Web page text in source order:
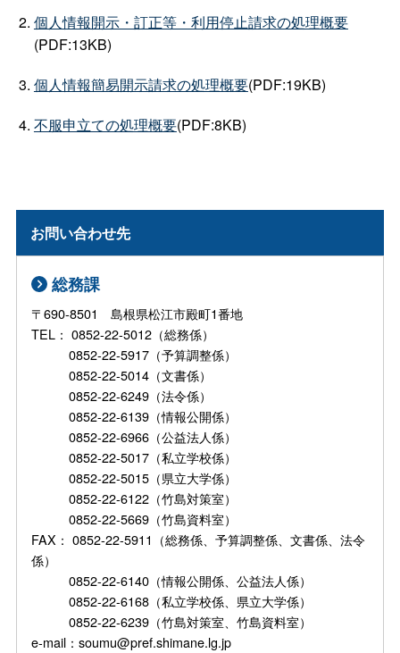
個人情報開示・訂正等・利用停止請求の処理概要
(PDF:13KB)
個人情報簡易開示請求の処理概要(PDF:19KB)
不服申立ての処理概要(PDF:8KB)
お問い合わせ先
総務課
〒690-8501 島根県松江市殿町1番地
TEL： 0852-22-5012（総務係）
0852-22-5917（予算調整係）
0852-22-5014（文書係）
0852-22-6249（法令係）
0852-22-6139（情報公開係）
0852-22-6966（公益法人係）
0852-22-5017（私立学校係）
0852-22-5015（県立大学係）
0852-22-6122（竹島対策室）
0852-22-5669（竹島資料室）
FAX： 0852-22-5911（総務係、予算調整係、文書係、法令
係）
0852-22-6140（情報公開係、公益法人係）
0852-22-6168（私立学校係、県立大学係）
0852-22-6239（竹島対策室、竹島資料室）
e-mail：soumu@pref.shimane.lg.jp